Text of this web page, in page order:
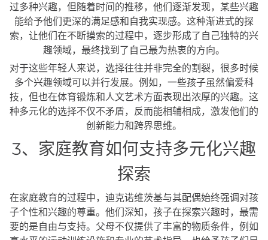
过多种兴趣，但随着时间的推移，他们逐渐发现，某些兴趣
能给予他们更深的满足感和自我实现感。这种渐进式的探
索，让他们在不断摸索的过程中，逐步形成了自己独特的兴
趣领域，最终找到了自己最为热衷的方向。
对于这些年轻人来说，选择往往并非完全的割裂，很多时候
多个兴趣领域可以并行发展。例如，一些孩子虽然偏爱科
技，但也在体育锻炼和人文艺术方面表现出浓厚的兴趣。这
种多元化的选择不仅不矛盾，反而能相辅相成，激发他们的
创新能力和跨界思维。
3、家庭教育如何支持多元化兴趣
探索
在家庭教育的过程中，迪克诺维茨基与其配偶始终强调对孩
子个性和兴趣的尊重。他们深知，孩子在探索兴趣时，最需
要的是自由与支持。父母不仅提供了丰富的物质条件，例如